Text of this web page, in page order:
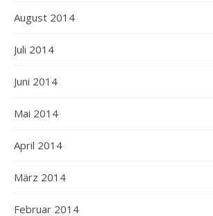
August 2014
Juli 2014
Juni 2014
Mai 2014
April 2014
März 2014
Februar 2014